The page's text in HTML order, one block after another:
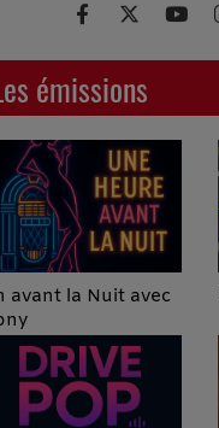
émissions
avant la Nuit avec